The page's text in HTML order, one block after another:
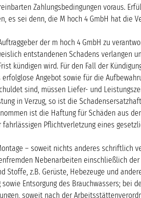
Zahlungsbedingungen voraus.
sei denn, die M hoch 4 GmbH hat die
der m hoch 4 GmbH zu
entstandenen Schadens verlangen
kündigen wird. Für den Fall der
Angebot sowie für die
sind, müssen Liefer- und
in Verzug, so ist die
ist die Haftung für Schäden aus
Pflichtverletzung eines
– soweit nichts anderes schriftlich
Nebenarbeiten einschließlich
z.B. Gerüste, Hebezeuge und
Entsorgung des Brauchwassers; bei
soweit nach der